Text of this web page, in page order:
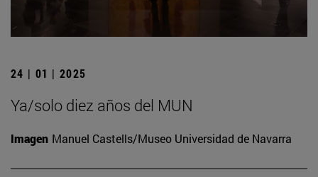
24 | 01 | 2025
Ya/solo diez años del MUN
Imagen Manuel Castells/Museo Universidad de Navarra